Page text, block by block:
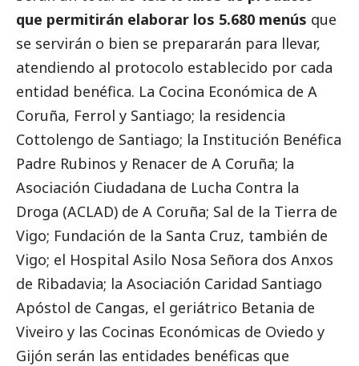
que permitirán elaborar los 5.680 menús que
se servirán o bien se prepararán para llevar,
atendiendo al protocolo establecido por cada
entidad benéfica. La Cocina Económica de A
Coruña, Ferrol y Santiago; la residencia
Cottolengo de Santiago; la Institución Benéfica
Padre Rubinos y Renacer de A Coruña; la
Asociación Ciudadana de Lucha Contra la
Droga (ACLAD) de A Coruña; Sal de la Tierra de
Vigo; Fundación de la Santa Cruz, también de
Vigo; el Hospital Asilo Nosa Señora dos Anxos
de Ribadavia; la Asociación Caridad Santiago
Apóstol de Cangas, el geriátrico Betania de
Viveiro y las Cocinas Económicas de Oviedo y
Gijón serán las entidades benéficas que